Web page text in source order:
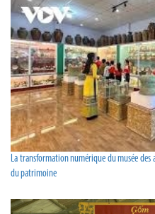
La transformation numérique du musée
du patrimoine